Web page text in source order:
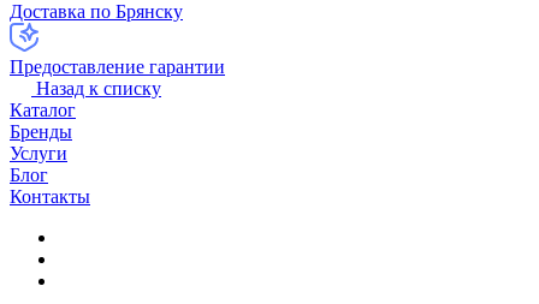
Доставка по Брянску
Предоставление гарантии
Назад к списку
Каталог
Бренды
Услуги
Блог
Контакты